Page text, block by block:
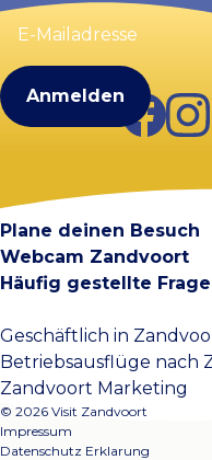
E-
Mailadresse
Facebook
Plane deinen Besuch
Webcam Zandvoort
Häufig gestellte
Geschäftlich in
Betriebsausflüge nach
Zandvoort Marketing
© 2026 Visit Zandvoort
Impressum
Datenschutz Erklarung